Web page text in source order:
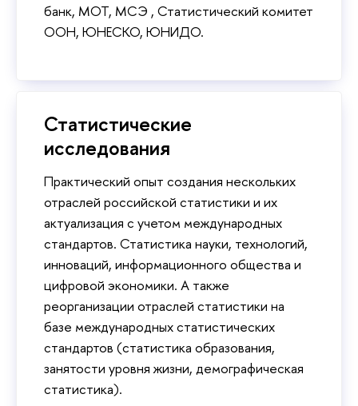
банк, МОТ, МСЭ , Статистический комитет
ООН, ЮНЕСКО, ЮНИДО.
Статистические
исследования
Практический опыт создания нескольких
отраслей российской статистики и их
актуализация с учетом международных
стандартов. Статистика науки, технологий,
инноваций, информационного общества и
цифровой экономики. А также
реорганизации отраслей статистики на
базе международных статистических
стандартов (статистика образования,
занятости уровня жизни, демографическая
статистика).